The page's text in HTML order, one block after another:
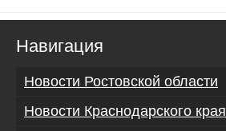
Навигация
Новости Ростовской области
Новости Краснодарского края